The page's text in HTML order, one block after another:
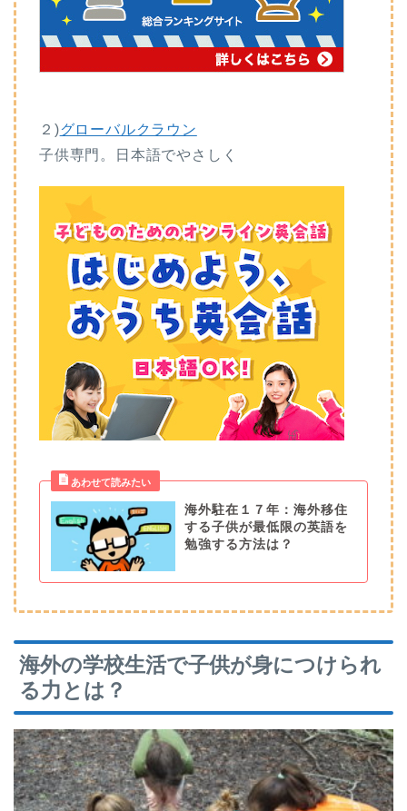
２)グローバルクラウン
子供専門。日本語でやさしく
海外駐在１７年：海外移住
する子供が最低限の英語を
勉強する方法は？
海外の学校生活で子供が身につけられ
る力とは？